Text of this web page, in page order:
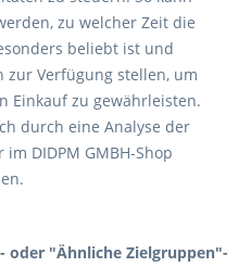
zu welcher Zeit die
beliebt ist und
zur Verfügung stellen, um
Einkauf zu gewährleisten.
durch eine Analyse der
DIDPM GMBH-Shop
oder "Ähnliche Zielgruppen"-